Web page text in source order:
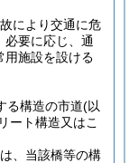
により交通に危
必要に応じ、通
用施設を設ける
る構造の市道(以
ート構造又はこ
、当該橋等の構